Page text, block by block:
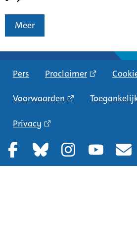
Meer
Pers Proclaimer
Voorwaarden
Privacy